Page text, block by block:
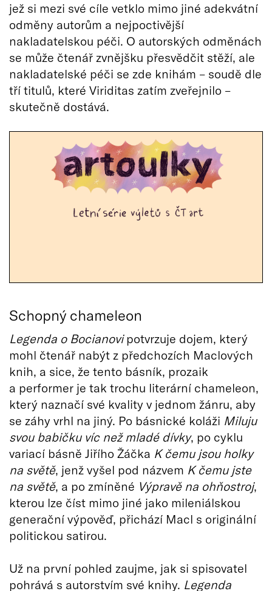
jež si mezi své cíle vetklo mimo jiné adekvátní
odměny autorům a nejpoctivější
nakladatelskou péči. O autorských odměnách
se může čtenář zvnějšku přesvědčit stěží, ale
nakladatelské péči se zde knihám – soudě dle
tří titulů, které Viriditas zatím zveřejnilo –
skutečně dostává.
Schopný chameleon
Legenda o Bocianovipotvrzuje dojem, který
mohl čtenář nabýt z předchozích Maclových
knih, a sice, že tento básník, prozaik
a performer je tak trochu literární chameleon,
který naznačí své kvality v jednom žánru, aby
se záhy vrhl na jiný. Po básnické koláži Miluju
svou babičku víc než mladé dívky, po cyklu
variací básně Jiřího Žáčka K čemu jsou holky
na světě, jenž vyšel pod názvem K čemu jste
na světě, a po zmíněné Výpravě na ohňostroj,
kterou lze číst mimo jiné jako mileniálskou
generační výpověď, přichází Macl s originální
politickou satirou.
Už na první pohled zaujme, jak si spisovatel
pohrává s autorstvím své knihy. Legenda